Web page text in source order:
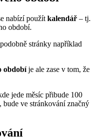
nabízí použít kalendář – tj.
období.
stránky například
obdobíje ale zase v tom, že
jede měsíc přibude 100
bude ve stránkování značný